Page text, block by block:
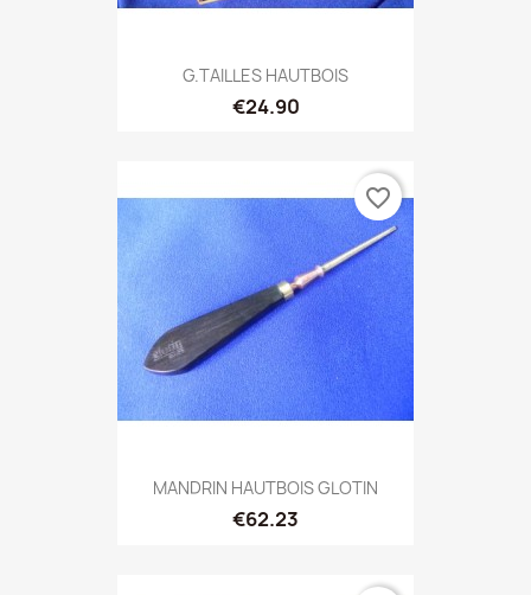
G.TAILLES HAUTBOIS
€24.90
MANDRIN HAUTBOIS GLOTIN
€62.23
favorite_border